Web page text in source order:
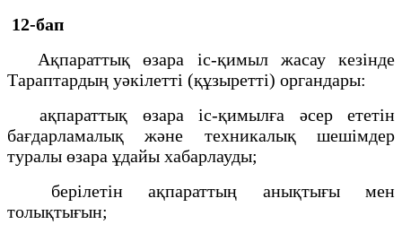
12-бап
Ақпараттық өзара іс-қимыл жасау кезінде
Тараптардың уәкілетті (құзыретті) органдары:
ақпараттық өзара іс-қимылға әсер ететін
бағдарламалық және техникалық шешімдер
туралы өзара ұдайы хабарлауды;
берілетін ақпараттың анықтығы мен
толықтығын;